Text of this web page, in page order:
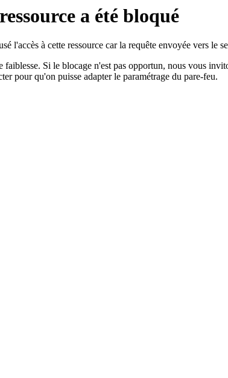
a été bloqué
l'accès à cette ressource car la requête envoyée vers le
faiblesse. Si le blocage n'est pas opportun, nous vous
pour qu'on puisse adapter le paramétrage du pare-feu.